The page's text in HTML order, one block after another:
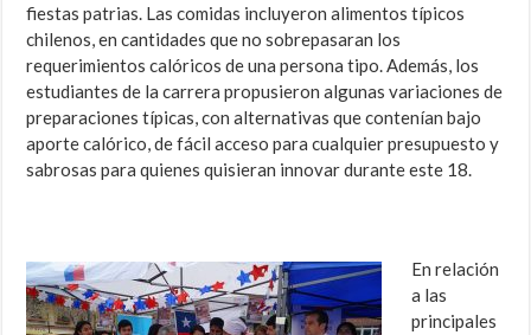
fiestas patrias. Las comidas incluyeron alimentos típicos
chilenos, en cantidades que no sobrepasaran los
requerimientos calóricos de una persona tipo. Además, los
estudiantes de la carrera propusieron algunas variaciones de
preparaciones típicas, con alternativas que contenían bajo
aporte calórico, de fácil acceso para cualquier presupuesto y
sabrosas para quienes quisieran innovar durante este 18.
En relación
a las
principales